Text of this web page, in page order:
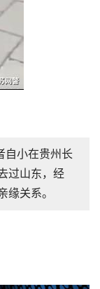
自小在贵州长
过山东，经
缘关系。